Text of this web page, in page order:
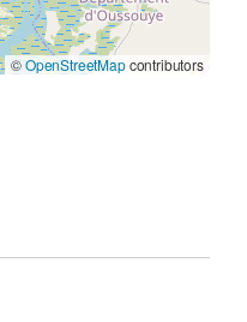
©OpenStreetMapcontributors